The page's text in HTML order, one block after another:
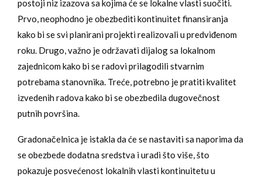
postoji niz izazova sa kojima će se lokalne vlasti suočiti.
Prvo, neophodno je obezbediti kontinuitet finansiranja
kako bi se svi planirani projekti realizovali u predviđenom
roku. Drugo, važno je održavati dijalog sa lokalnom
zajednicom kako bi se radovi prilagodili stvarnim
potrebama stanovnika. Treće, potrebno je pratiti kvalitet
izvedenih radova kako bi se obezbedila dugovečnost
putnih površina.
Gradonačelnica je istakla da će se nastaviti sa naporima da
se obezbede dodatna sredstva i uradi što više, što
pokazuje posvećenost lokalnih vlasti kontinuitetu u